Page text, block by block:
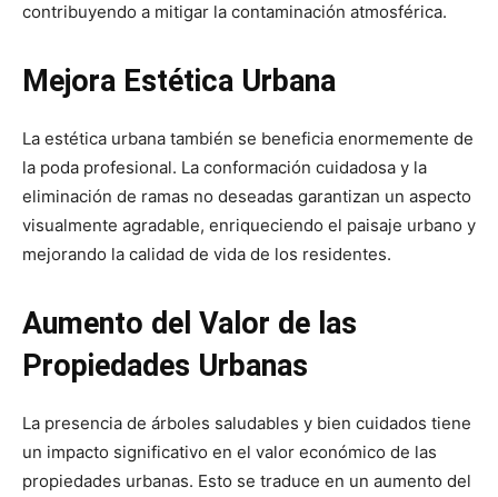
contribuyendo a mitigar la contaminación atmosférica.
Mejora Estética Urbana
La estética urbana también se beneficia enormemente de
la poda profesional. La conformación cuidadosa y la
eliminación de ramas no deseadas garantizan un aspecto
visualmente agradable, enriqueciendo el paisaje urbano y
mejorando la calidad de vida de los residentes.
Aumento del Valor de las
Propiedades Urbanas
La presencia de árboles saludables y bien cuidados tiene
un impacto significativo en el valor económico de las
propiedades urbanas. Esto se traduce en un aumento del